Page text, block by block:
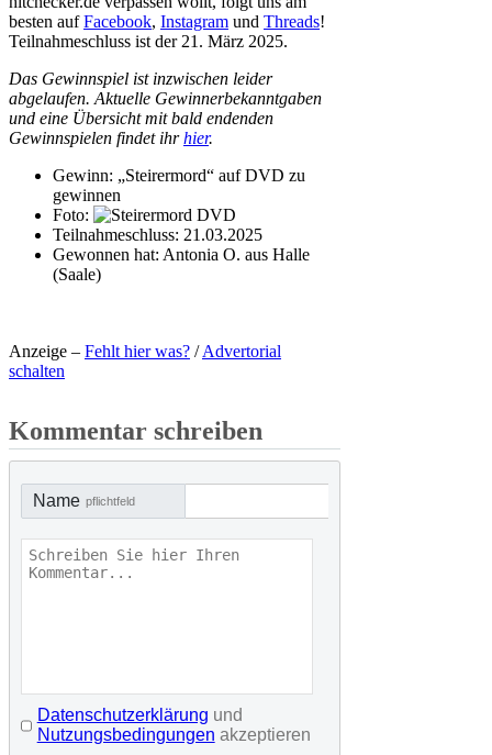
besten aufFacebook, Instagram und Threads!
Teilnahmeschluss ist der 21. März 2025.
Das Gewinnspiel ist inzwischen leider
abgelaufen. Aktuelle Gewinnerbekanntgaben
und eine Übersicht mit bald endenden
Gewinnspielen findet ihrhier.
Gewinn: „Steirermord“ auf DVD zu
gewinnen
Foto:
Teilnahmeschluss: 21.03.2025
Gewonnen hat: Antonia O. aus Halle
(Saale)
Anzeige – Fehlt hier was? /Advertorial
schalten
Kommentar schreiben
Name pflichtfeld
Datenschutzerklärung und
Nutzungsbedingungen akzeptieren